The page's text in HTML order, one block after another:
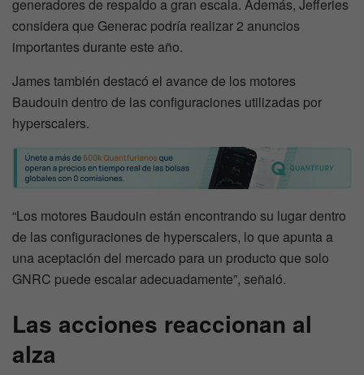
generadores de respaldo a gran escala. Además, Jefferies
considera que Generac podría realizar 2 anuncios
importantes durante este año.
James también destacó el avance de los motores
Baudouin dentro de las configuraciones utilizadas por
hyperscalers.
“Los motores Baudouin están encontrando su lugar dentro
de las configuraciones de hyperscalers, lo que apunta a
una aceptación del mercado para un producto que solo
GNRC puede escalar adecuadamente”, señaló.
Las acciones reaccionan al
alza